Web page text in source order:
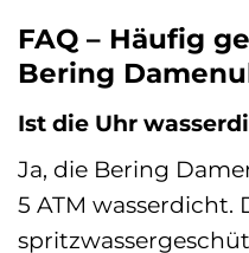
FAQ – Häufig
Bering
Ist die Uhr
Ja, die Bering
5 ATM wasserdicht.